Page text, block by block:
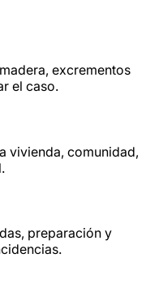
excrementos
el caso.
vivienda, comunidad,
preparación y